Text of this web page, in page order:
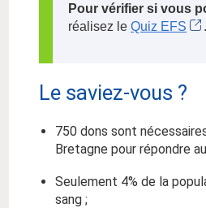
Pour vérifier si vous
réalisez le Quiz EFS .
Le saviez-vous ?
750 dons sont
Bretagne pour répondre
Seulement 4% de la
sang ;